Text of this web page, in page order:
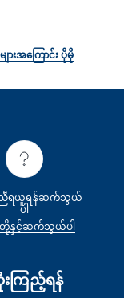
းအကြောင်း ပိုမို
ရယူရန်ဆက်သွယ်
ပါ
တို့နှင့်ဆက်သွယ်ပါ
ကြည့်ရန်